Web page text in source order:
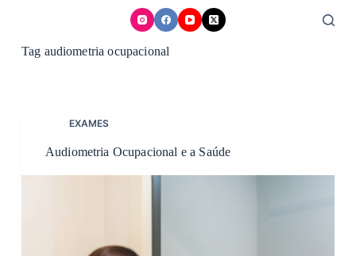
Tag audiometria ocupacional
EXAMES
Audiometria Ocupacional e a Saúde